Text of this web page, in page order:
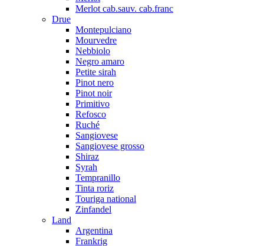
Merlot cab.sauv. cab.franc
Drue
Montepulciano
Mourvedre
Nebbiolo
Negro amaro
Petite sirah
Pinot nero
Pinot noir
Primitivo
Refosco
Ruché
Sangiovese
Sangiovese grosso
Shiraz
Syrah
Tempranillo
Tinta roriz
Touriga national
Zinfandel
Land
Argentina
Frankrig